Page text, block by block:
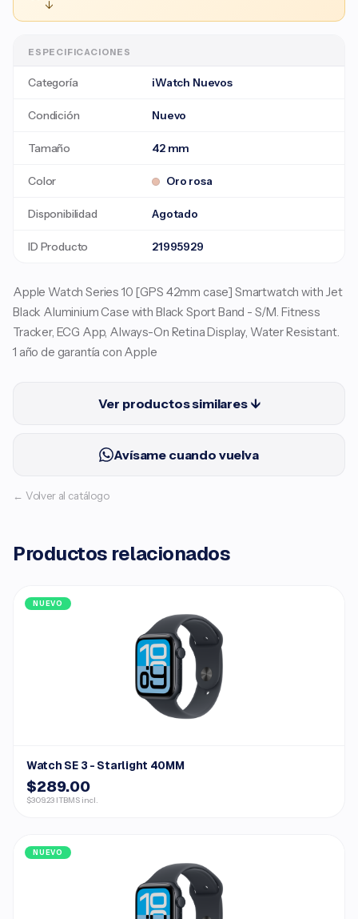
↓
ESPECIFICACIONES
Categoría iWatch Nuevos
Condición Nuevo
Tamaño 42 mm
Color Oro rosa
Disponibilidad Agotado
ID Producto 21995929
Apple Watch Series 10 [GPS 42mm case] Smartwatch with Jet
Black Aluminium Case with Black Sport Band - S/M. Fitness
Tracker, ECG App, Always-On Retina Display, Water Resistant.
1 año de garantía con Apple
Ver productos similares ↓
Avísame cuando vuelva
← Volver al catálogo
Productos relacionados
NUEVO
Watch SE 3 - Starlight 40MM
$289.00
$309.23 ITBMS incl.
NUEVO